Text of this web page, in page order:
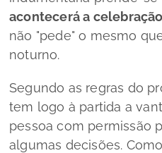
acontecerá a celebração
não "pede" o mesmo
noturno.
Segundo as regras do
tem logo à partida a
pessoa com permissão
algumas decisões.